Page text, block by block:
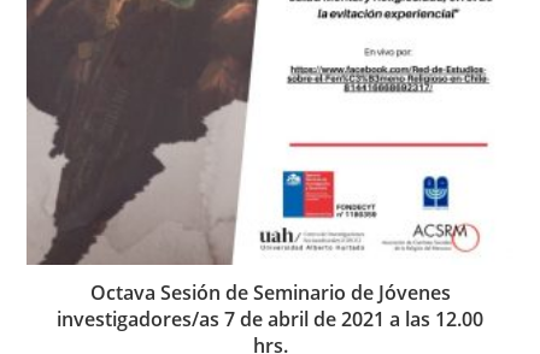
Octava Sesión de Seminario de Jóvenes
investigadores/as 7 de abril de 2021 a las 12.00
hrs.